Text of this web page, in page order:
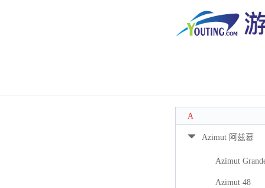
A
Azimut 阿兹慕
Azimut
Azimut 48